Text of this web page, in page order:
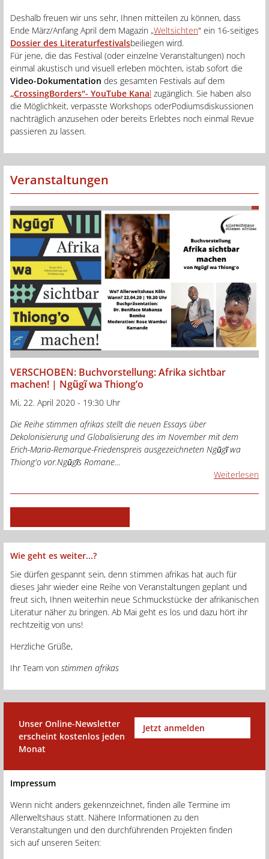
Deshalb freuen wir uns sehr, Ihnen mitteilen zu können, dass
Ende März/Anfang April dem Magazin „Weltsichten" ein 16-seitiges
Dossier des Literaturfestivalsbeiliegen wird.
Für jene, die das Festival (oder einzelne Veranstaltungen) noch
einmal akustisch und visuell erleben möchten, istab sofort die
Video-Dokumentation des gesamten Festivals auf dem
„CrossingBorders"- YouTube Kanal zugänglich. Sie haben also
die Möglichkeit, verpasste Workshops oderPodiumsdiskussionen
nachträglich anzusehen oder bereits Erlebtes noch einmal Revue
passieren zu lassen.
Veranstaltungen
VERSCHOBEN: Buchvorstellung: Afrika sichtbar
machen! | Ngũgĩ wa Thiong’o
Mi, 22. April 2020 - 19:30 Uhr
Die Reihe stimmen afrikas stellt die neuen Essays über
Dekolonisierung und Globalisierung des im November mit dem
Erich-Maria-Remarque-Friedenspreis ausgezeichneten Ngũgĩ wa
Thiong'o vor.Ngũgĩs Romane…
Weiterlesen
Wie geht es weiter...?
Sie dürfen gespannt sein, denn stimmen afrikas hat auch für
dieses Jahr wieder eine Reihe von Veranstaltungen geplant und
freut sich, Ihnen weiterhin neue Schmuckstücke der afrikanischen
Literatur näher zu bringen. Ab Mai geht es los und dazu hört ihr
rechtzeitig von uns!
Herzliche Grüße,
Ihr Team von stimmen afrikas
Unser Online-Newsletter
erscheint kostenlos jeden
Monat
Jetzt anmelden
Impressum
Wenn nicht anders gekennzeichnet, finden alle Termine im
Allerweltshaus statt. Nähere Informationen zu den
Veranstaltungen und den durchführenden Projekten finden
sich auf unseren Seiten: